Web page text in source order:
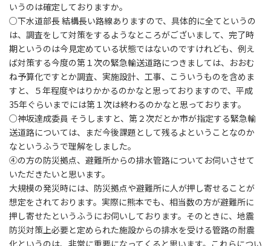
いうのは確定しておりますか。
○下水道部長 結構長い路線ありますので、具体的に全てというの
は、調査をして対策をするようなところがございまして、完了時
期というのは今見定めている状態ではないのですけれども、例え
ば対策する今度の第１次の緊急輸送道路につきましては、おおむ
ね予算化ですとか調査、実施設計、工事、こういうものを含めま
すと、５年程度やはりかかるのかなと思っておりますので、平成
35年ぐらいまでには第１次は終わるのかなと思っております。
○神坂達成委員 そうしますと、第２次だとか市が指定する緊急輸
送道路については、まだ今後課題として残るよということなのか
なというふうで理解をしました。
④の方の防災拠点、避難所からの排水管路についてお伺いさせて
いただきたいと思います。
大規模の発災時には、防災拠点や避難所に人が押し寄せることが
想定をされております。実際に熊本でも、相当数の方が避難所に
押し寄せたというふうにお伺いしております。そのときに、地震
防災対策上必要と定められた施設からの排水を受ける管路の耐震
化というのは、非常に重要になってくると思います。これらについ